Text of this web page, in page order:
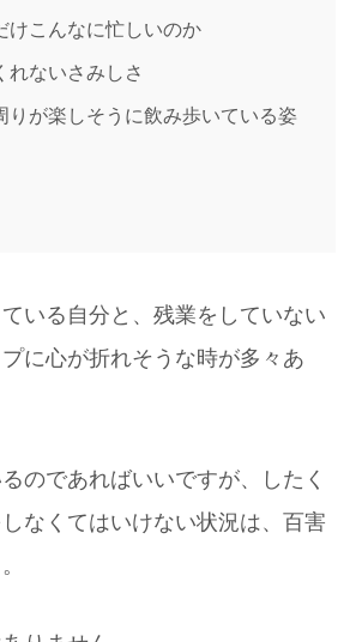
けこんなに忙しいのか
れないさみしさ
りが楽しそうに飲み歩いている姿
いる自分と、残業をしていない
に心が折れそうな時が多々あ
のであればいいですが、したく
なくてはいけない状況は、百害